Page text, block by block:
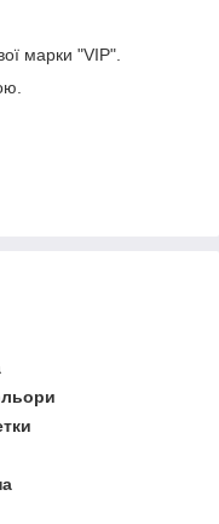
марки "VIP".